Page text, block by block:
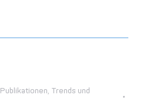
Publikationen, Trends und